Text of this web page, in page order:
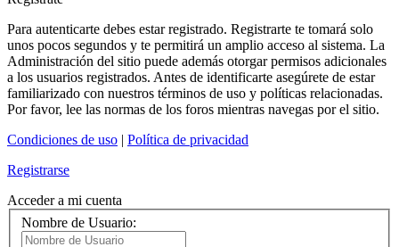
Para autenticarte debes estar registrado. Registrarte te tomará solo
unos pocos segundos y te permitirá un amplio acceso al sistema. La
Administración del sitio puede además otorgar permisos adicionales
a los usuarios registrados. Antes de identificarte asegúrete de estar
familiarizado con nuestros términos de uso y políticas relacionadas.
Por favor, lee las normas de los foros mientras navegas por el sitio.
Condiciones de uso | Política de privacidad
Registrarse
Acceder a mi cuenta
Nombre de Usuario: